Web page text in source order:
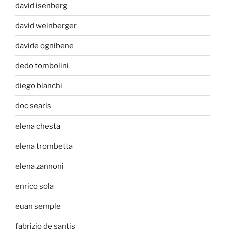
david isenberg
david weinberger
davide ognibene
dedo tombolini
diego bianchi
doc searls
elena chesta
elena trombetta
elena zannoni
enrico sola
euan semple
fabrizio de santis